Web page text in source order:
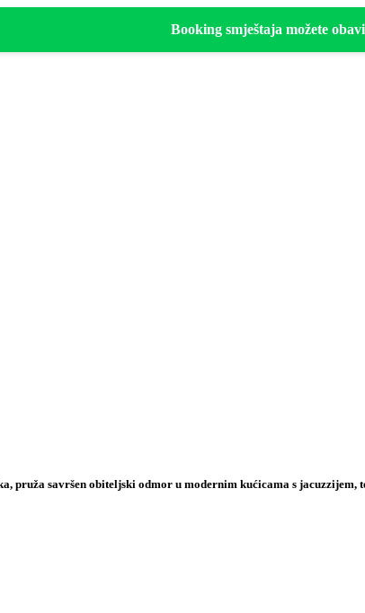
Booking smještaja možete
pruža savršen obiteljski odmor u modernim kućicama s